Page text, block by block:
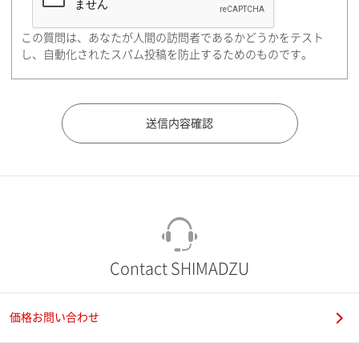
都道府県（勤務先）
この質問は、あなたが人間の訪問者であるかどうかをテスト
し、自動化されたスパム投稿を防止するためのものです。
Contact SHIMADZU
価格お問い合わせ